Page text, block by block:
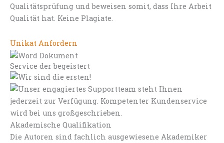
Qualitätsprüfung und beweisen somit, dass Ihre Arbeit
Qualität hat. Keine Plagiate.
Unikat Anfordern
Service der begeistert
Akademische Qualifikation
Die Autoren sind fachlich ausgewiesene Akademiker